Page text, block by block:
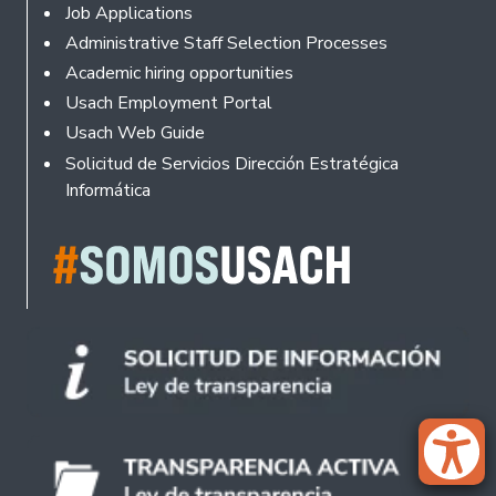
Footer
Job Applications
Administrative Staff Selection Processes
Academic hiring opportunities
Usach Employment Portal
Usach Web Guide
Solicitud de Servicios Dirección Estratégica
Informática